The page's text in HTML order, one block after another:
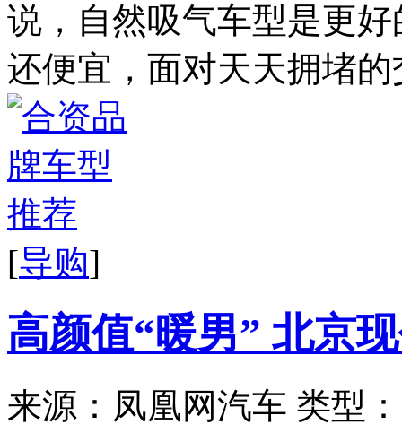
说，自然吸气车型是更
还便宜，面对天天拥堵的
[导购]
高颜值“暖男” 北京
来源：凤凰网汽车 类型